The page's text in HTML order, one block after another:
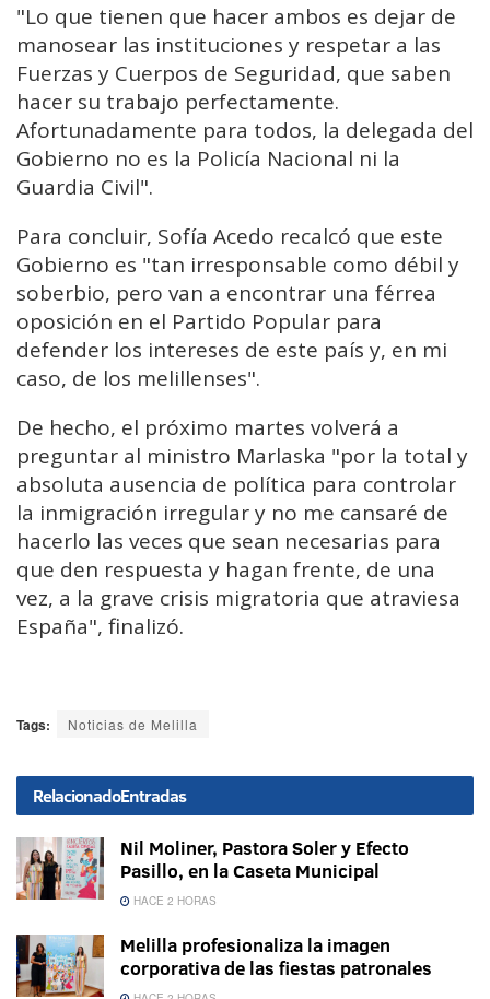
"Lo que tienen que hacer ambos es dejar de
manosear las instituciones y respetar a las
Fuerzas y Cuerpos de Seguridad, que saben
hacer su trabajo perfectamente.
Afortunadamente para todos, la delegada del
Gobierno no es la Policía Nacional ni la
Guardia Civil".
Para concluir, Sofía Acedo recalcó que este
Gobierno es "tan irresponsable como débil y
soberbio, pero van a encontrar una férrea
oposición en el Partido Popular para
defender los intereses de este país y, en mi
caso, de los melillenses".
De hecho, el próximo martes volverá a
preguntar al ministro Marlaska "por la total y
absoluta ausencia de política para controlar
la inmigración irregular y no me cansaré de
hacerlo las veces que sean necesarias para
que den respuesta y hagan frente, de una
vez, a la grave crisis migratoria que atraviesa
España", finalizó.
Tags: Noticias de Melilla
RelacionadoEntradas
Nil Moliner, Pastora Soler y Efecto
Pasillo, en la Caseta Municipal
HACE 2 HORAS
Melilla profesionaliza la imagen
corporativa de las fiestas patronales